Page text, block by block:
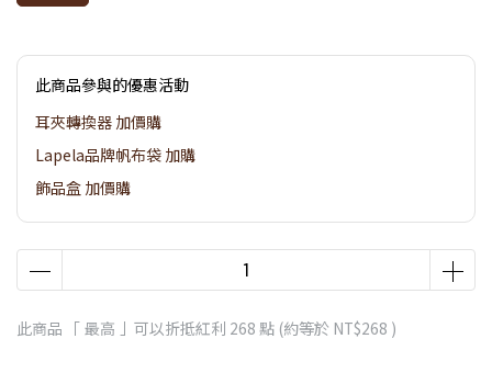
此商品參與的優惠活動
耳夾轉換器 加價購
Lapela品牌帆布袋 加購
飾品盒 加價購
此商品 「 最高 」可以折抵紅利 268 點 (約等於 NT$268 )